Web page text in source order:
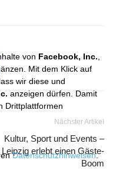
von Facebook, Inc.
Mit dem Klick auf
wir diese und
anzeigen dürfen. Damit
Drittplattformen
Datenschutzhinweisen.
Nächster Artikel
Kultur, Sport und Events –
Leipzig erlebt einen Gäste-
Boom